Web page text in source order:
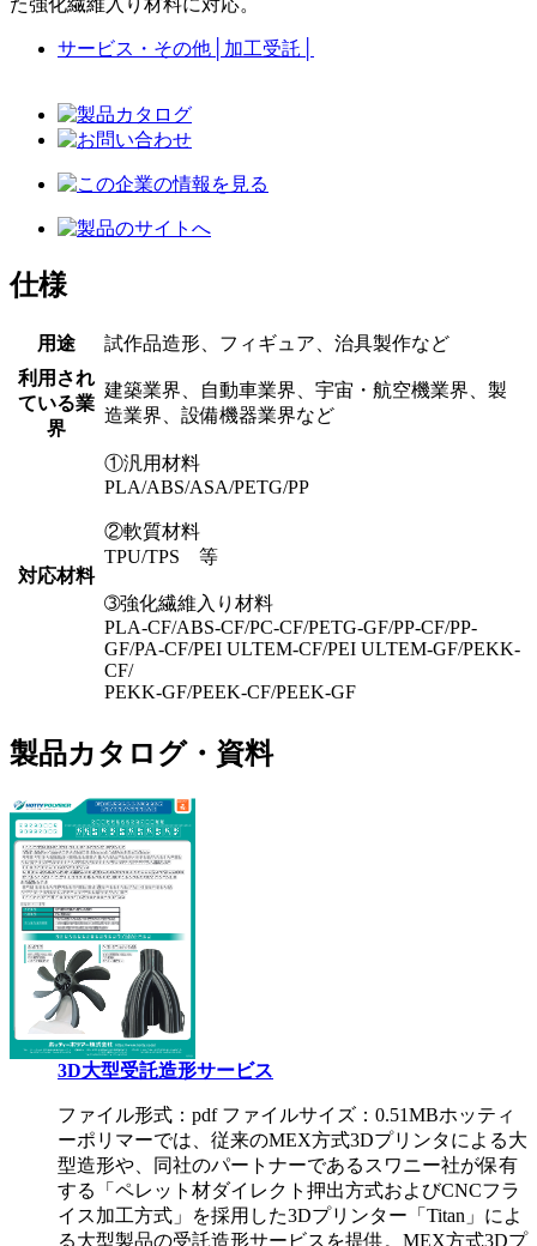
サービス・その他 加工受託
仕様
用途
試作品造形、フィギュア、治具製作など
利用され
ている業
界
建築業界、自動車業界、宇宙・航空機業界、製
造業界、設備機器業界など
対応材料
①汎用材料
PLA/ABS/ASA/PETG/PP
②軟質材料
TPU/TPS 等
➂強化繊維入り材料
PLA-CF/ABS-CF/PC-CF/PETG-GF/PP-CF/PP-
GF/PA-CF/PEI ULTEM-CF/PEI ULTEM-GF/PEKK-
CF/
PEKK-GF/PEEK-CF/PEEK-GF
製品カタログ・資料
3D大型受託造形サービス
ファイル形式：pdf ファイルサイズ：0.51MBホッティ
ーポリマーでは、従来のMEX方式3Dプリンタによる大
型造形や、同社のパートナーであるスワニー社が保有
する「ペレット材ダイレクト押出方式およびCNCフラ
イス加工方式」を採用した3Dプリンター「Titan」によ
る大型製品の受託造形サービスを提供。MEX方式3Dプ